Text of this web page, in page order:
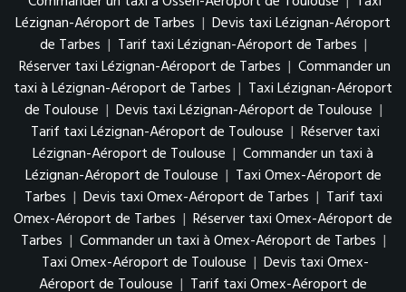
Lézignan-Aéroport de Tarbes | Devis taxi Lézignan-Aéroport
de Tarbes | Tarif taxi Lézignan-Aéroport de Tarbes |
Réserver taxi Lézignan-Aéroport de Tarbes | Commander un
taxi à Lézignan-Aéroport de Tarbes | Taxi Lézignan-Aéroport
de Toulouse | Devis taxi Lézignan-Aéroport de Toulouse |
Tarif taxi Lézignan-Aéroport de Toulouse | Réserver taxi
Lézignan-Aéroport de Toulouse | Commander un taxi à
Lézignan-Aéroport de Toulouse | Taxi Omex-Aéroport de
Tarbes | Devis taxi Omex-Aéroport de Tarbes | Tarif taxi
Omex-Aéroport de Tarbes | Réserver taxi Omex-Aéroport de
Tarbes | Commander un taxi à Omex-Aéroport de Tarbes |
Taxi Omex-Aéroport de Toulouse | Devis taxi Omex-
Aéroport de Toulouse | Tarif taxi Omex-Aéroport de